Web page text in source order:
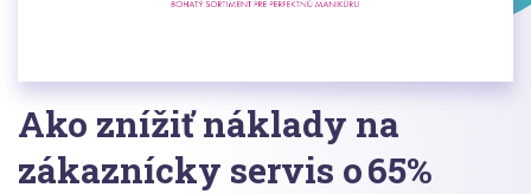
Ako znížiť náklady na
zákaznícky servis o 65%